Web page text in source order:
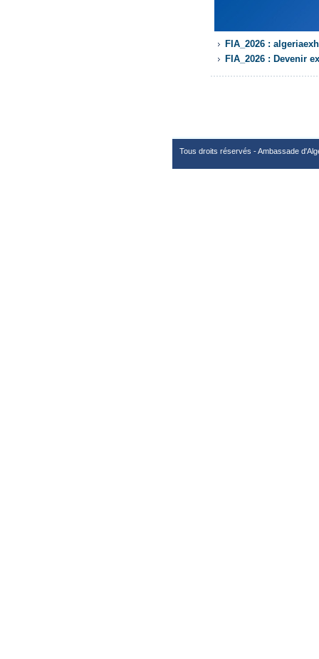
FIA_2026 :
FIA_2026 : Devenir
Tous droits réservés - Ambassade